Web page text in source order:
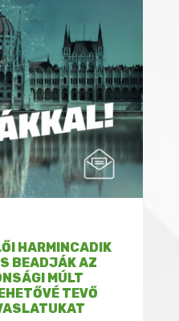
HARMINCADIK
BEADJÁK AZ
MÚLT
TEVŐ